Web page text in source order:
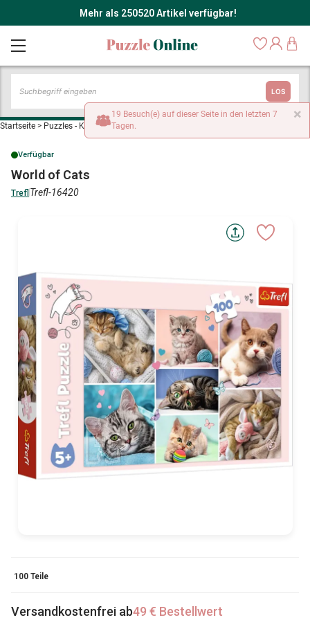
Mehr als 250520 Artikel verfügbar!
LOS
Startseite > Puzzles - Katzen >World of Cats
Verfügbar
World of Cats
Trefl Trefl-16420
100 Teile
Versandkostenfrei ab49 € Bestellwert
×
19 Besuch(e) auf dieser Seite in den letzten 7
Tagen.